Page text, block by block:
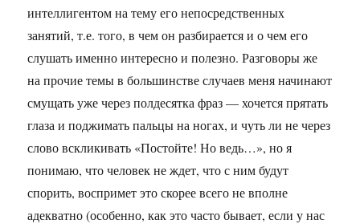
интеллигентом на тему его непосредственных
занятий, т.е. того, в чем он разбирается и о чем его
слушать именно интересно и полезно. Разговоры же
на прочие темы в большинстве случаев меня начинают
смущать уже через полдесятка фраз — хочется прятать
глаза и поджимать пальцы на ногах, и чуть ли не через
слово вскликивать «Постойте! Но ведь…», но я
понимаю, что человек не ждет, что с ним будут
спорить, воспримет это скорее всего не вполне
адекватно (особенно, как это часто бывает, если у нас